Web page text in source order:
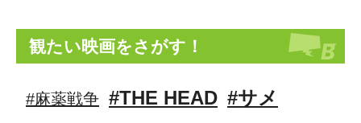
観たい映画をさがす！
#麻薬戦争 #THE HEAD #サメ